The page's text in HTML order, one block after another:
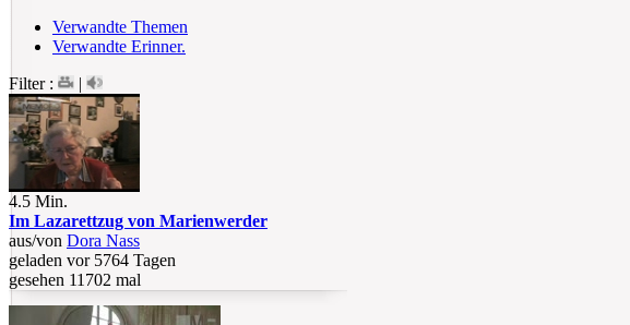
Verwandte Themen
Verwandte Erinner.
Filter :
|
4.5 Min.
Im Lazarettzug von Marienwerder
aus/von Dora Nass
geladen vor 5764 Tagen
gesehen 11702 mal